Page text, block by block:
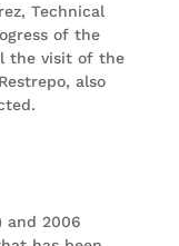
Technical
of the
the visit of the
also
and 2006